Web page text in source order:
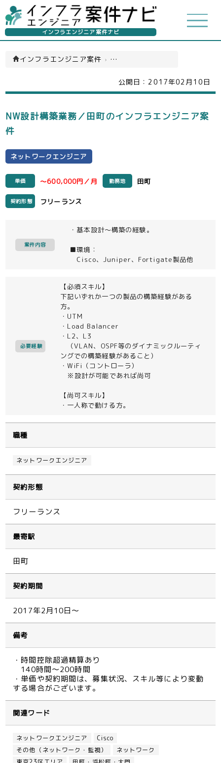
インフラエンジニア案件ナビ
インフラエンジニア案件 › ネットワークエンジニア(一覧)
公開日： 2017年02月10日
NW設計構築業務／田町のインフラエンジニア案
件
ネットワークエンジニア
単価 ～600,000円／月 勤務地 田町
契約形態 フリーランス
案件内容
・基本設計～構築の経験。
■環境：
Cisco、Juniper、Fortigate製品他
必要経験
【必須スキル】
下記いずれか一つの製品の構築経験がある
方。
・UTM
・Load Balancer
・L2、L3
（VLAN、OSPF等のダイナミックルーティ
ングでの構築経験があること）
・WiFi（コントローラ）
※設計が可能であれば尚可
【尚可スキル】
・一人称で動ける方。
職種
ネットワークエンジニア
契約形態
フリーランス
最寄駅
田町
契約期間
2017年2月10日～
備考
・時間控除超過精算あり
140時間～200時間
・単価や契約期間は、募集状況、スキル等により変動
する場合がございます。
関連ワード
ネットワークエンジニア
Cisco
その他（ネットワーク・監視）
ネットワーク